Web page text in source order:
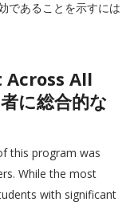
であることを示すには
All
に総合的な
this program was
While the most
with significant